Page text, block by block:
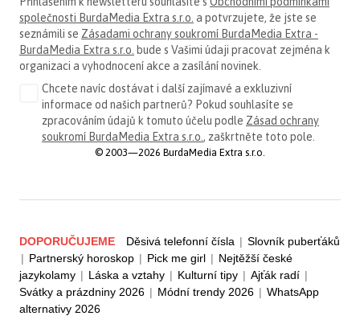
společnosti BurdaMedia Extra s.r.o. a potvrzujete, že jste se
seznámili se Zásadami ochrany soukromí BurdaMedia Extra -
BurdaMedia Extra s.r.o. bude s Vašimi údaji pracovat zejména k
organizaci a vyhodnocení akce a zasílání novinek.
Chcete navíc dostávat i další zajímavé a exkluzivní
informace od našich partnerů? Pokud souhlasíte se
zpracováním údajů k tomuto účelu podle Zásad ochrany
soukromí BurdaMedia Extra s.r.o. , zaškrtněte toto pole.
© 2003—2026 BurdaMedia Extra s.r.o.
DOPORUČUJEME Děsivá telefonní čísla | Slovník puberťáků
| Partnerský horoskop | Pick me girl | Nejtěžší české
jazykolamy | Láska a vztahy | Kulturní tipy | Ajťák radí |
Svátky a prázdniny 2026 | Módní trendy 2026 | WhatsApp
alternativy 2026